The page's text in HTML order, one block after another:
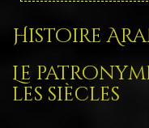
Histoire
Le
les siècles